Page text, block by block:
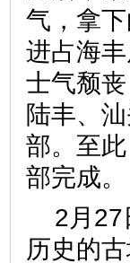
气，拿
进占海
士气颓
陆丰、
部。至
部完成。
2月27
历史的